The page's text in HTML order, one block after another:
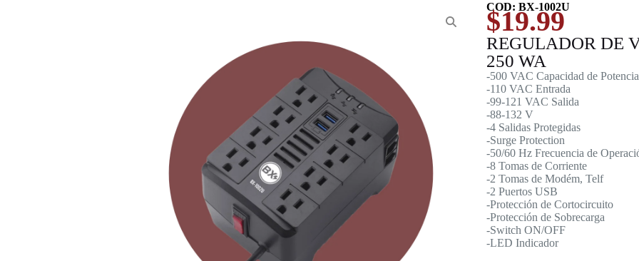
COD: BX-1002U
$19.99
REGULADOR DE
250 WA
-500 VAC Capacidad de Potencia
-110 VAC Entrada
-99-121 VAC Salida
-88-132 V
-4 Salidas Protegidas
-Surge Protection
-50/60 Hz Frecuencia de
-8 Tomas de Corriente
-2 Tomas de Modém, Telf
-2 Puertos USB
-Protección de Cortocircuito
-Protección de Sobrecarga
-Switch ON/OFF
-LED Indicador